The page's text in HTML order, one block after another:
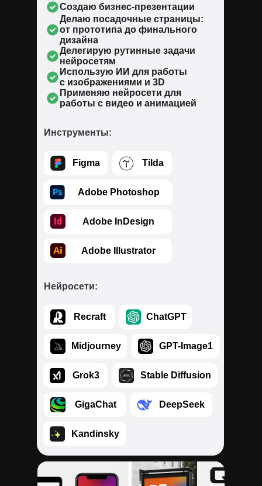
Инструменты:
Создаю бизнес-презентации
Делаю посадочные страницы:
от прототипа до финального
дизайна
Делегирую рутинные задачи
нейросетям
Использую ИИ для работы
с изображениями и 3D
Применяю нейросети для
работы с видео и анимацией
Нейросети:
⠀⠀⠀Recraft
⠀⠀⠀Figma
⠀⠀⠀Adobe Photoshop
⠀⠀⠀Adobe Illustrator
⠀⠀⠀Adobe InDesign
⠀⠀⠀Tilda
⠀⠀⠀Stable Diffusion
⠀⠀⠀GigaChat ⠀⠀⠀DeepSeek
⠀⠀⠀Grok3
⠀⠀⠀Kandinsky
⠀⠀⠀ChatGPT
⠀⠀⠀Midjourney ⠀⠀⠀GPT-Image1